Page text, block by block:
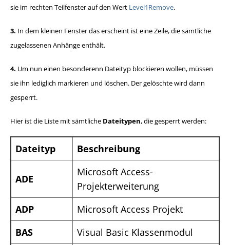
sie im rechten Teilfenster auf den Wert Level1Remove.
3. In dem kleinen Fenster das erscheint ist eine Zeile, die sämtliche
zugelassenen Anhänge enthält.
4. Um nun einen besonderenn Dateityp blockieren wollen, müssen
sie ihn lediglich markieren und löschen. Der gelöschte wird dann
gesperrt.
Hier ist die Liste mit sämtliche Dateitypen, die gesperrt werden:
Dateityp Beschreibung
ADE
Microsoft Access-
Projekterweiterung
ADP
Microsoft Access Projekt
BAS
Visual Basic Klassenmodul